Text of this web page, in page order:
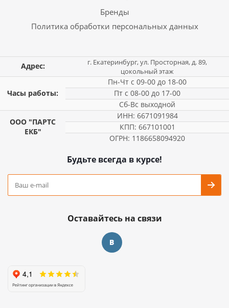
Бренды
Политика обработки персональных данных
Адрес:
г. Екатеринбург, ул. Просторная, д. 89,
цокольный этаж
Часы работы:
Пн-Чт с 09-00 до 18-00
Пт с 08-00 до 17-00
Сб-Вс выходной
ООО "ПАРТС
ЕКБ"
ИНН: 6671091984
КПП: 667101001
ОГРН: 1186658094920
Будьте всегда в курсе!
Оставайтесь на связи